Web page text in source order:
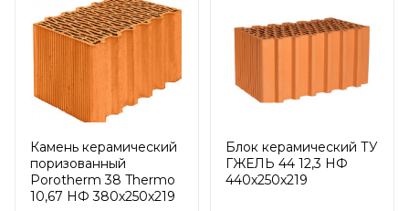
Камень керамический
поризованный
Porotherm 38 Thermo
10,67 НФ 380х250х219
Блок керамический ТУ
ГЖЕЛЬ 44 12,3 НФ
440х250х219